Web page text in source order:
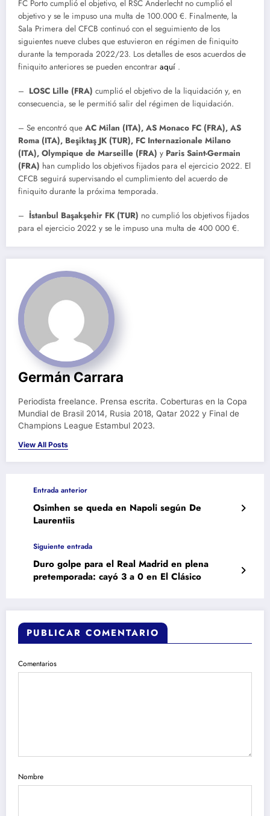
FC Porto cumplió el objetivo, el RSC Anderlecht no cumplió el
objetivo y se le impuso una multa de 100.000 €. Finalmente, la
Sala Primera del CFCB continuó con el seguimiento de los
siguientes nueve clubes que estuvieron en régimen de finiquito
durante la temporada 2022/23. Los detalles de esos acuerdos de
finiquito anteriores se pueden encontrar aquí .
– LOSC Lille (FRA) cumplió el objetivo de la liquidación y, en
consecuencia, se le permitió salir del régimen de liquidación.
– Se encontró que AC Milan (ITA), AS Monaco FC (FRA), AS
Roma (ITA), Beşiktaş JK (TUR), FC Internazionale Milano
(ITA), Olympique de Marseille (FRA) y Paris Saint-Germain
(FRA) han cumplido los objetivos fijados para el ejercicio 2022. El
CFCB seguirá supervisando el cumplimiento del acuerdo de
finiquito durante la próxima temporada.
– İstanbul Başakşehir FK (TUR) no cumplió los objetivos fijados
para el ejercicio 2022 y se le impuso una multa de 400 000 €.
Germán Carrara
Periodista freelance. Prensa escrita. Coberturas en la Copa
Mundial de Brasil 2014, Rusia 2018, Qatar 2022 y Final de
Champions League Estambul 2023.
View All Posts
Entrada anterior
Osimhen se queda en Napoli según De
Laurentiis
Siguiente entrada
Duro golpe para el Real Madrid en plena
pretemporada: cayó 3 a 0 en El Clásico
PUBLICAR COMENTARIO
Comentarios
Nombre